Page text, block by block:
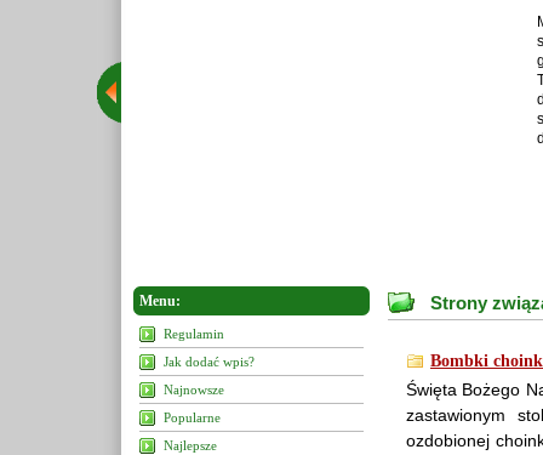
Menu:
Regulamin
Jak dodać wpis?
Najnowsze
Popularne
Najlepsze
Strony
Bombki
Święta Bożego
zastawionym
ozdobionej